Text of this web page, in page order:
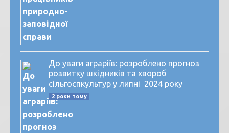
До уваги аграріїв: розроблено прогноз
розвитку шкідників та хвороб
сільгоспкультур у липні 2024 року
2 роки тому